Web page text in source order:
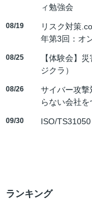
ィ勉強会
08/19
リスク対策
年第3回：オ
08/25
【体験会】
ジクラ）
08/26
サイバー攻撃
らない会社を
09/30 ISO/
ランキング